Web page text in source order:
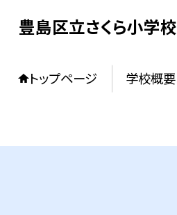
豊島区立さくら小学校
トップページ 学校概要